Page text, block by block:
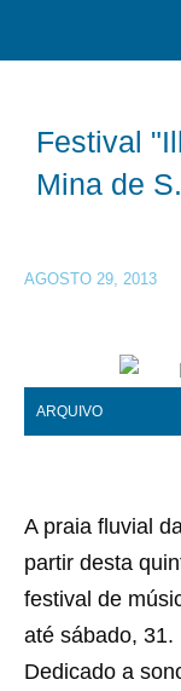
Festival
Mina de
AGOSTO 29, 2013
ARQUIVO
A praia fluvial
partir desta
festival de
até sábado, 31.
Dedicado a